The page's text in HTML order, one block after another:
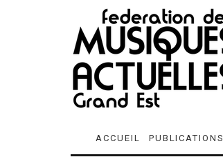
ACCUEIL PUBLICATIONS